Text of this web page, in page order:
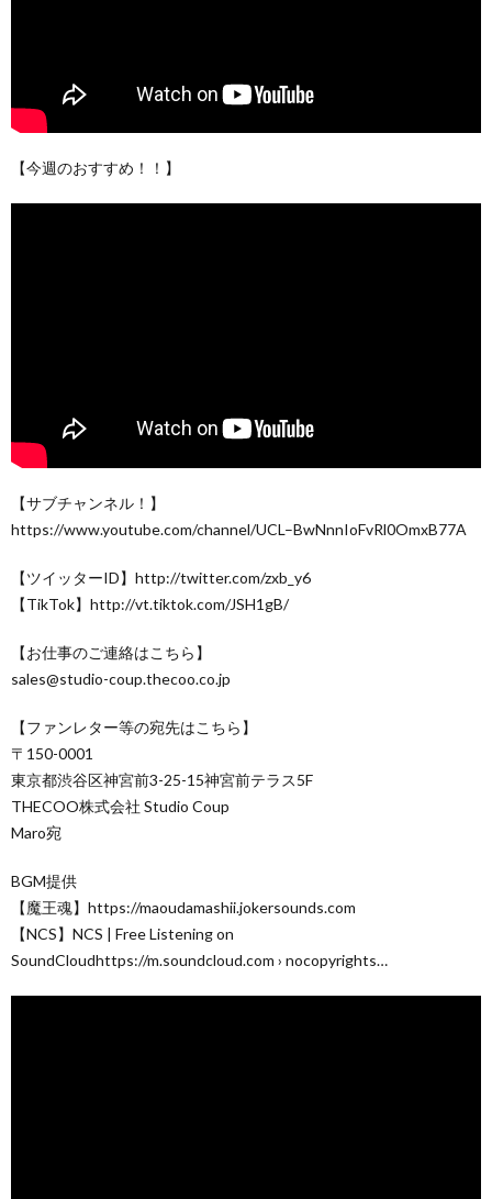
【今週のおすすめ！！】
【サブチャンネル！】
https://www.youtube.com/channel/UCL–BwNnnIoFvRl0OmxB77A
【ツイッターID】http://twitter.com/zxb_y6
【TikTok】http://vt.tiktok.com/JSH1gB/
【お仕事のご連絡はこちら】
sales@studio-coup.thecoo.co.jp
【ファンレター等の宛先はこちら】
〒150-0001
東京都渋谷区神宮前3-25-15神宮前テラス5F
THECOO株式会社 Studio Coup
Maro宛
BGM提供
【魔王魂】https://maoudamashii.jokersounds.com
【NCS】NCS | Free Listening on
SoundCloudhttps://m.soundcloud.com › nocopyrights…